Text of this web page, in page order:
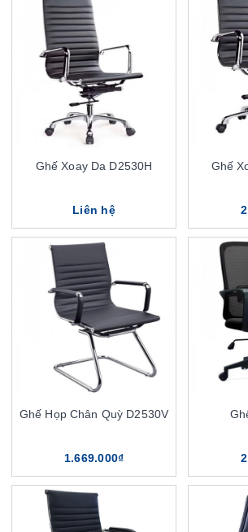
Ghế Xoay Da D2530H
Liên hệ
Ghế
Ghế Họp Chân Quỳ D2530V
1.669.000₫